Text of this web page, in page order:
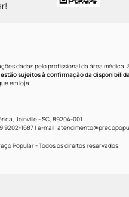
dadas pelo profissional da área médica.
sujeitos à confirmação da
em loja.
Joinville - SC, 89204-001
9202-1687 | e-mail:
Popular - Todos os direitos reservados.